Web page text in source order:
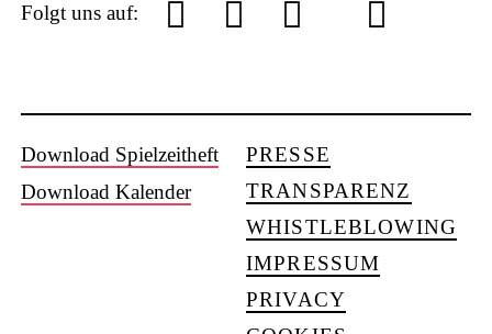
U
S
Folgt uns auf:
o a n o
Download Spielzeitheft
Download Kalender
PRESSE
TRANSPARENZ
WHISTLEBLOWING
IMPRESSUM
PRIVACY